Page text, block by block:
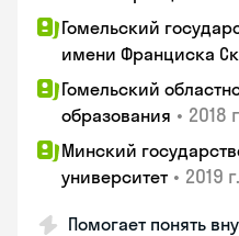
Гомельский
имени Франциска
Гомельский
образования • 2018
Минский
университет • 2019 г.
Помогает понять